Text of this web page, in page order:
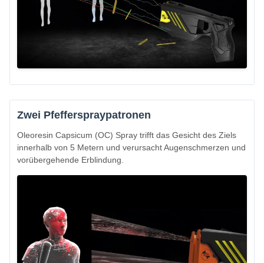
Zwei Pfefferspraypatronen
Oleoresin Capsicum (OC) Spray trifft das Gesicht des Ziels
innerhalb von 5 Metern und verursacht Augenschmerzen und
vorübergehende Erblindung.